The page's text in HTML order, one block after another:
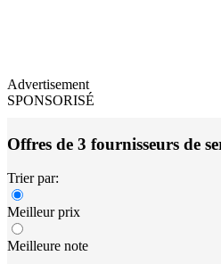
Advertisement
SPONSORISÉ
Offres de 3 fournisseurs de
Trier par:
Meilleur prix
Meilleure note